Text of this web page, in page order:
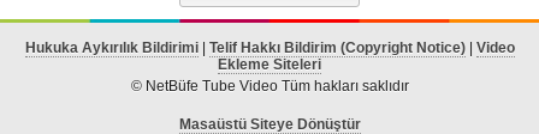
Hukuka Aykırılık Bildirimi| Telif Hakkı Bildirim (Copyright Notice)| Video
Ekleme Siteleri
© NetBüfe Tube Video Tüm hakları saklıdır
Masaüstü Siteye Dönüştür